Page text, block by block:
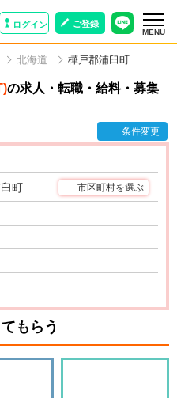
ログイン ご登録
MENU
北海道 樺戸郡浦臼町
の求人・転職・給料・募集
条件変更
町 市区町村を選ぶ
もらう